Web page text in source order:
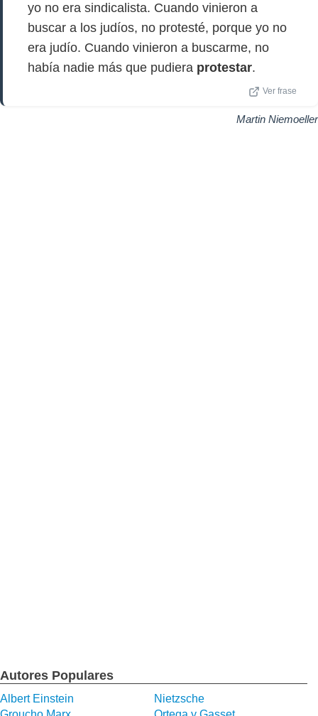
yo no era sindicalista. Cuando vinieron a
buscar a los judíos, no protesté, porque yo no
era judío. Cuando vinieron a buscarme, no
había nadie más que pudiera protestar.
Ver frase
Martin Niemoeller
Autores Populares
Albert Einstein
Nietzsche